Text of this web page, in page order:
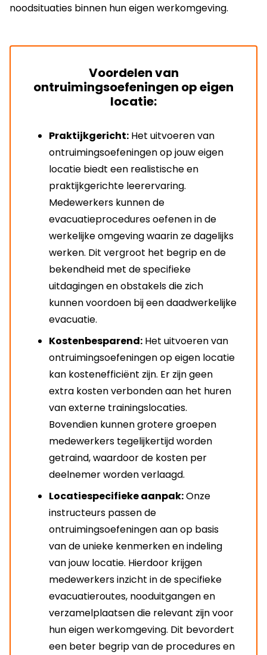
noodsituaties binnen hun eigen werkomgeving.
Voordelen van
ontruimingsoefeningen op eigen
locatie:
Praktijkgericht: Het uitvoeren van
ontruimingsoefeningen op jouw eigen
locatie biedt een realistische en
praktijkgerichte leerervaring.
Medewerkers kunnen de
evacuatieprocedures oefenen in de
werkelijke omgeving waarin ze dagelijks
werken. Dit vergroot het begrip en de
bekendheid met de specifieke
uitdagingen en obstakels die zich
kunnen voordoen bij een daadwerkelijke
evacuatie.
Kostenbesparend: Het uitvoeren van
ontruimingsoefeningen op eigen locatie
kan kostenefficiënt zijn. Er zijn geen
extra kosten verbonden aan het huren
van externe trainingslocaties.
Bovendien kunnen grotere groepen
medewerkers tegelijkertijd worden
getraind, waardoor de kosten per
deelnemer worden verlaagd.
Locatiespecifieke aanpak:Onze
instructeurs passen de
ontruimingsoefeningen aan op basis
van de unieke kenmerken en indeling
van jouw locatie. Hierdoor krijgen
medewerkers inzicht in de specifieke
evacuatieroutes, nooduitgangen en
verzamelplaatsen die relevant zijn voor
hun eigen werkomgeving. Dit bevordert
een beter begrip van de procedures en